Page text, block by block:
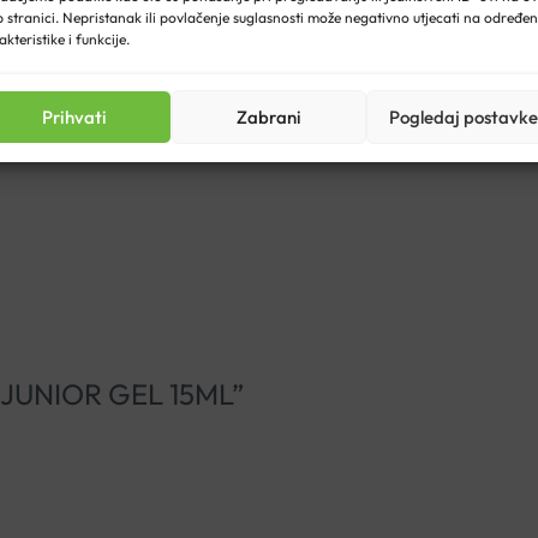
stranici. Nepristanak ili povlačenje suglasnosti može negativno utjecati na
i funkcije.
Prihvati Zabrani Pogledaj postavke
primjene.
GEL 15ML”